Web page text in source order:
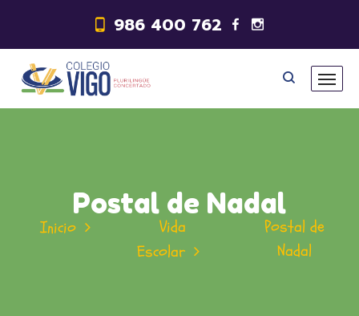
986 400 762
Postal de Nadal
Inicio
Vida
Escolar
Postal de
Nadal